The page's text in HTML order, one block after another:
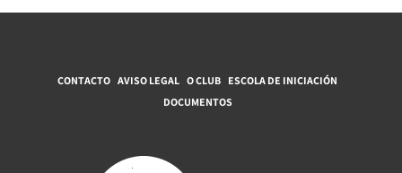
CONTACTO AVISO LEGAL O CLUB ESCOLA DE INICIACIÓN
DOCUMENTOS